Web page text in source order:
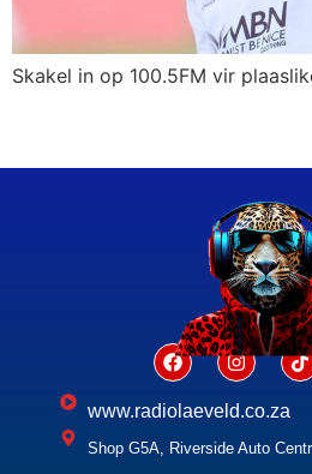
Skakel in op 100.5FM vir
www.radiolaeveld.co.za
Shop G5A, Riverside Auto